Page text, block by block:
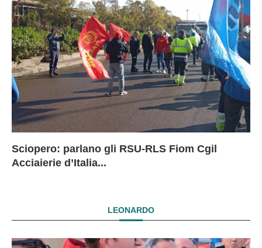
Sciopero: parlano gli RSU-RLS Fiom Cgil
Acciaierie d’Italia...
LEONARDO